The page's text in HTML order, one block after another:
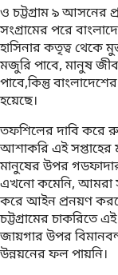
ও চট্টগ্রাম ৯ আসনের
সংগ্রামের পরে
হাসিনার কতৃত্ব থেকে
মজুরি পাবে, মানুষ
পাবে,কিন্তু
হয়েছে।
তফশিলের দাবি করে
আশাকরি এই সপ্তাহের
মানুষের উপর
এখনো কমেনি, আমরা
করে আইন প্রনয়ণ
চট্টগ্রামের চাকরিতে
জায়গার উপর
উন্নয়নের ফল পায়নি।